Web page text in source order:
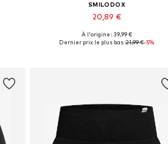
SMILODOX
20,89 €
+1
Tailles disponibles: XS, S, M, L
À l'origine : 39,99 €
Dernier prix le plus bas :21,99 €-5%